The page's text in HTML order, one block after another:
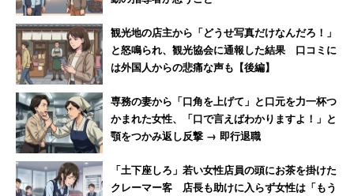
観光地の店主から「どうせ写真だけなんだろ！」
と怒鳴られ、観光協会に通報した結果 口コミに
は外国人からの悲痛な声も【後編】
専務の妻から「口角を上げて」と口元を力一杯つ
かまれた女性、「口で言えばわかりますよ！」と
顎をつかみ返し反撃 → 即行退職
「土下座しろ」若い女性店員の頭にお茶を掛けた
クレーマー客 店長も助けに入らず女性は「もう